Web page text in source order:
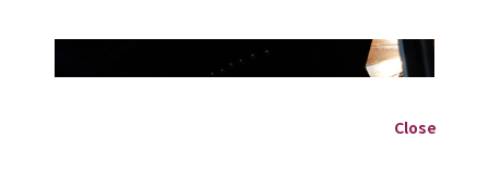
Close